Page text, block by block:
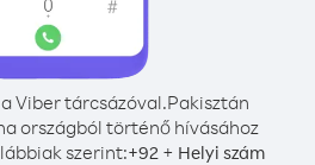
Viber tárcsázóval.Pakisztán
országból történő hívásához
szerint:+92 + Helyi szám